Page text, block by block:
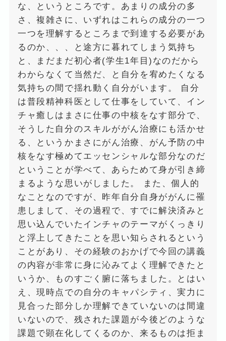
な、というところです。あまりの成分の多
さ、複雑さに、いずれはこれらの成分の一つ
一つを理解するところまで到達する必要があ
るのか、、、と途方に暮れてしまう気持ち
と、まだまだ初心者(学生1年目)なのだから
わからなくて当然だ、と自分を宥めたくなる
気持ちの間で揺れ動く自分がいます。 自分
は普段精神科医として仕事をしていて、イン
チャ癒しはまさに仕事の中核をなす部分で、
そうした自分のスキルががん治療にも活かせ
る、というかまさにがん治療、がん予防の中
核をなす極めてエッセンシャルな部分なのだ
ということが学べて、あらためて身が引き締
まるような思いがしました。 また、個人的
なことなのですが、昨年自分自身ががんに罹
患しまして、その過程で、すでに解決済みと
思い込んでいたインチャのテーマがくっきり
と浮上してきたことを思い知らされるという
ことがあり、その経験のおかげで今回の講義
の内容が非常に身に沁みてよく理解できたと
いうか、ものすごく腑に落ちました。とはい
え、現時点での自分のキャパシティ、実力に
見合った部分しか理解できていないのは間違
いないので、残された課題が今後どのような
課題で顕在化してくるのか、来るものは拒ま